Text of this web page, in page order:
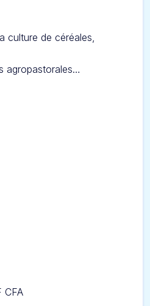
culture de céréales,
agropastorales…
CFA